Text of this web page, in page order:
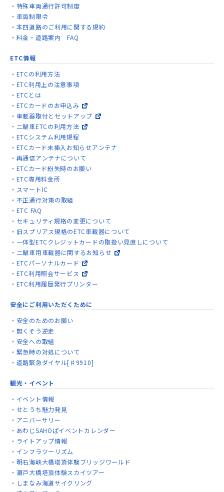
特殊車両通行許可制度
車両制限令
本四道路のご利用に関する規約
料金・道路案内 FAQ
ETC情報
ETCの利用方法
ETC利用上の注意事項
ETCとは
ETCカードのお申込み
車載器取付とセットアップ
二輪車ETCの利用方法
ETCシステム利用規程
ETCカード未挿入お知らせアンテナ
再通信アンテナについて
ETCカード紛失時のお願い
ETC専用料金所
スマートIC
不正通行対策の取組
ETC FAQ
セキュリティ規格の変更について
旧スプリアス規格のETC車載器について
一体型ETCクレジットカードの取扱い見直しについて
二輪車用車載器に関するお知らせ
ETCパーソナルカード
ETC利用照会サービス
ETC利用履歴発行プリンター
安全にご利用いただくために
安全のためのお願い
無くそう逆走
安全への取組
緊急時の対処について
道路緊急ダイヤル[♯9910]
観光・イベント
イベント情報
せとうち魅力発見
アニバーサリー
あわじSAHOぱイベントカレンダー
ライトアップ情報
インフラツーリズム
明石海峡大橋塔頂体験ブリッジワールド
瀬戸大橋塔頂体験スカイツアー
しまなみ海道サイクリング